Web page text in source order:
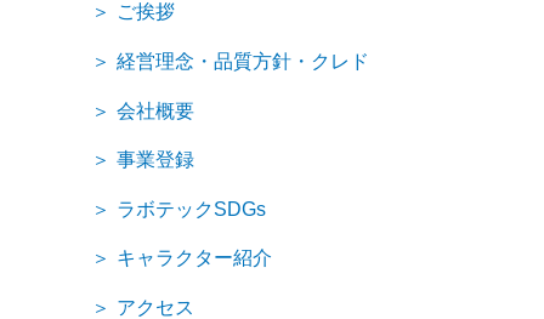
ご挨拶
経営理念・品質方針・クレド
会社概要
事業登録
ラボテックSDGs
キャラクター紹介
アクセス